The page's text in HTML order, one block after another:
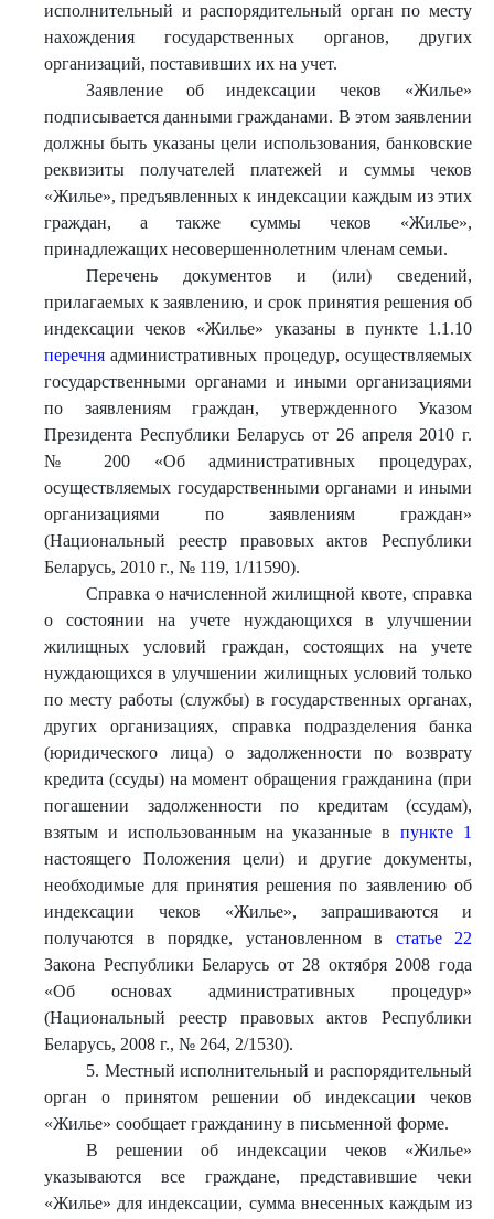
исполнительный и распорядительный орган по месту
нахождения государственных органов, других
организаций, поставивших их на учет.
Заявление об индексации чеков «Жилье»
подписывается данными гражданами. В этом заявлении
должны быть указаны цели использования, банковские
реквизиты получателей платежей и суммы чеков
«Жилье», предъявленных к индексации каждым из этих
граждан, а также суммы чеков «Жилье»,
принадлежащих несовершеннолетним членам семьи.
Перечень документов и (или) сведений,
прилагаемых к заявлению, и срок принятия решения об
индексации чеков «Жилье» указаны в пункте 1.1.10
перечня административных процедур, осуществляемых
государственными органами и иными организациями
по заявлениям граждан, утвержденного Указом
Президента Республики Беларусь от 26 апреля 2010 г.
№ 200 «Об административных процедурах,
осуществляемых государственными органами и иными
организациями по заявлениям граждан»
(Национальный реестр правовых актов Республики
Беларусь, 2010 г., № 119, 1/11590).
Справка о начисленной жилищной квоте, справка
о состоянии на учете нуждающихся в улучшении
жилищных условий граждан, состоящих на учете
нуждающихся в улучшении жилищных условий только
по месту работы (службы) в государственных органах,
других организациях, справка подразделения банка
(юридического лица) о задолженности по возврату
кредита (ссуды) на момент обращения гражданина (при
погашении задолженности по кредитам (ссудам),
взятым и использованным на указанные впункте 1
настоящего Положения цели) и другие документы,
необходимые для принятия решения по заявлению об
индексации чеков «Жилье», запрашиваются и
получаются в порядке, установленном в статье 22
Закона Республики Беларусь от 28 октября 2008 года
«Об основах административных процедур»
(Национальный реестр правовых актов Республики
Беларусь, 2008 г., № 264, 2/1530).
5. Местный исполнительный и распорядительный
орган о принятом решении об индексации чеков
«Жилье» сообщает гражданину в письменной форме.
В решении об индексации чеков «Жилье»
указываются все граждане, представившие чеки
«Жилье» для индексации, сумма внесенных каждым из